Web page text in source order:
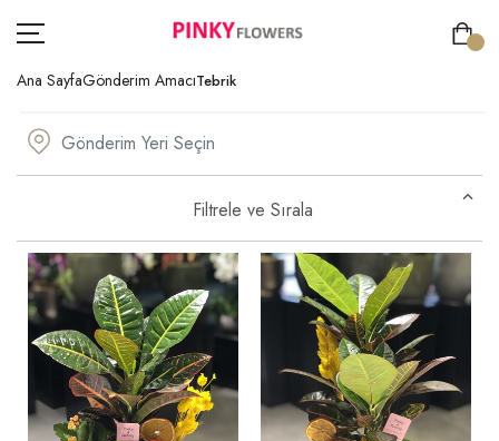
ÇİÇEK
ÖZEL GÜNLER
KİŞİYE ÖZEL
SIPARIŞ TAKIP
ÜYE GIRIŞ
Ana SayfaGönderim AmacıTebrik
Filtrele ve Sırala